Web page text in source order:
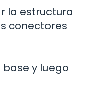
la estructura
conectores
y luego